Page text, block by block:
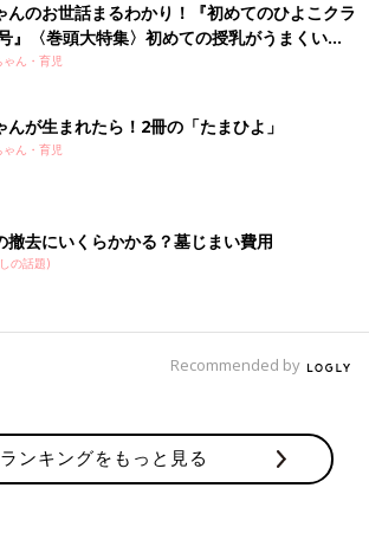
んのお世話まるわかり！『初めてのひよこクラ
』〈巻頭大特集〉初めての授乳がうまくい
っぱい・ミルクの基本と夏のトラブル 解決テ
ゃん・育児
んが生まれたら！2冊の「たまひよ」
ゃん・育児
撤去にいくらかかる？墓じまい費用
の話題)
Recommended by
ランキングをもっと見る